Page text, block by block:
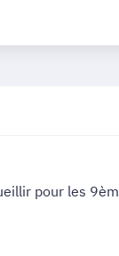
pour les